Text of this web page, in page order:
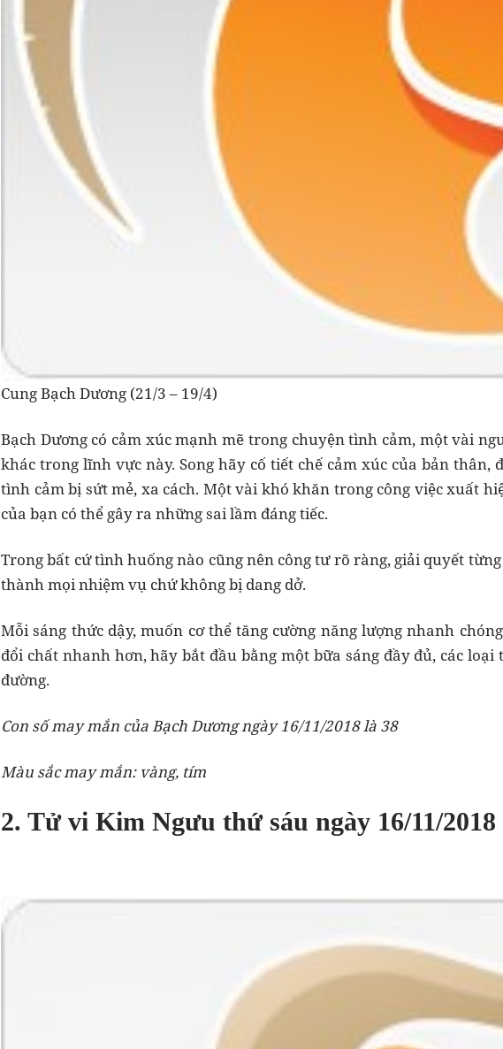
Cung Bạch Dương (21/3 – 19/4)
Bạch Dương có cảm xúc mạnh mẽ trong chuyện tình cảm, một vài
khác trong lĩnh vực này. Song hãy cố tiết chế cảm xúc của bản thân,
tình cảm bị sứt mẻ, xa cách. Một vài khó khăn trong công việc xuất
của bạn có thể gây ra những sai lầm đáng tiếc.
Trong bất cứ tình huống nào cũng nên công tư rõ ràng, giải quyết
thành mọi nhiệm vụ chứ không bị dang dở.
Mỗi sáng thức dậy, muốn cơ thể tăng cường năng lượng nhanh
đổi chất nhanh hơn, hãy bắt đầu bằng một bữa sáng đầy đủ, các
đường.
Con số may mắn của Bạch Dương ngày 16/11/2018 là 38
Màu sắc may mắn: vàng, tím
2. Tử vi Kim Ngưu thứ sáu ngày 16/11/2018